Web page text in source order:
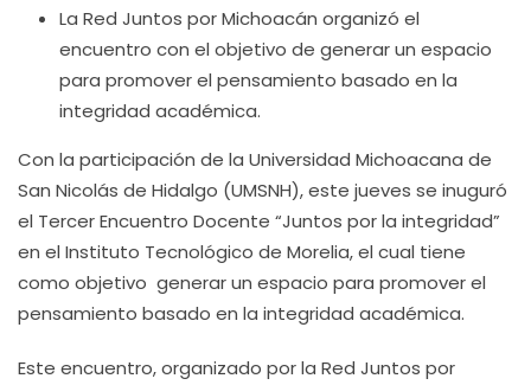
La Red Juntos por Michoacán organizó el
encuentro con el objetivo de generar un espacio
para promover el pensamiento basado en la
integridad académica.
Con la participación de la Universidad Michoacana de
San Nicolás de Hidalgo (UMSNH), este jueves se inuguró
el Tercer Encuentro Docente “Juntos por la integridad”
en el Instituto Tecnológico de Morelia, el cual tiene
como objetivo generar un espacio para promover el
pensamiento basado en la integridad académica.
Este encuentro, organizado por la Red Juntos por